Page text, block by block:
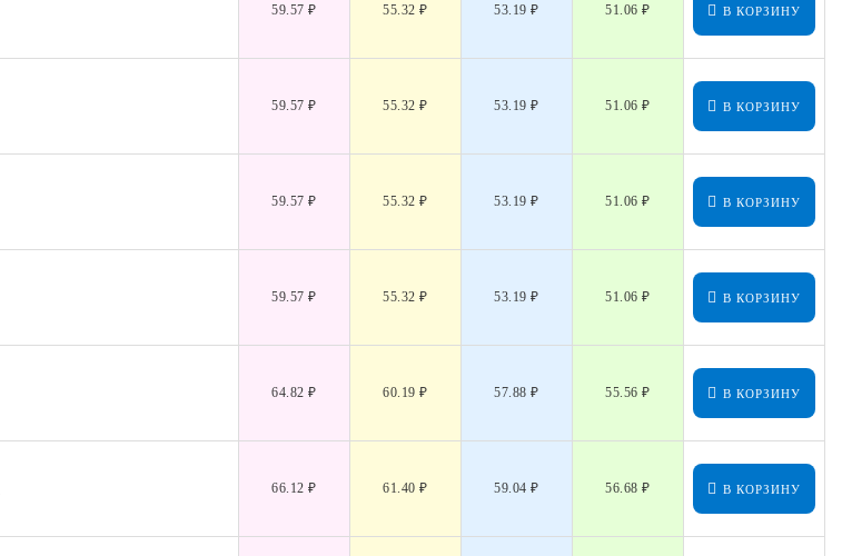
59.57 ₽ 55.32 ₽ 53.19 ₽ 51.06 ₽ В КОРЗИНУ
59.57 ₽ 55.32 ₽ 53.19 ₽ 51.06 ₽ В КОРЗИНУ
59.57 ₽ 55.32 ₽ 53.19 ₽ 51.06 ₽ В КОРЗИНУ
59.57 ₽ 55.32 ₽ 53.19 ₽ 51.06 ₽ В КОРЗИНУ
64.82 ₽ 60.19 ₽ 57.88 ₽ 55.56 ₽ В КОРЗИНУ
66.12 ₽ 61.40 ₽ 59.04 ₽ 56.68 ₽ В КОРЗИНУ